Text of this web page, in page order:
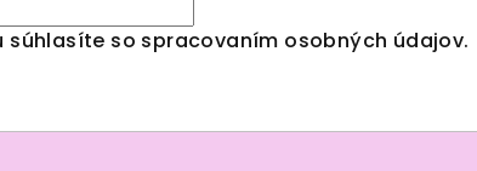
súhlasíte so spracovaním osobných údajov.